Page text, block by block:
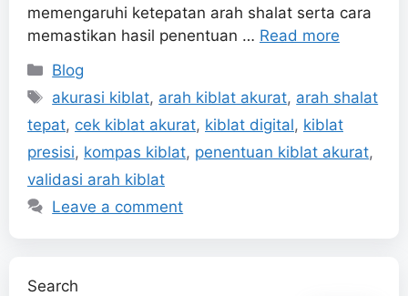
memengaruhi ketepatan arah shalat serta cara
memastikan hasil penentuan … Read more
Categories
Blog
Tags
akurasi kiblat, arah kiblat akurat, arah shalat
tepat, cek kiblat akurat, kiblat digital, kiblat
presisi, kompas kiblat, penentuan kiblat akurat,
validasi arah kiblat
Leave a comment
Search